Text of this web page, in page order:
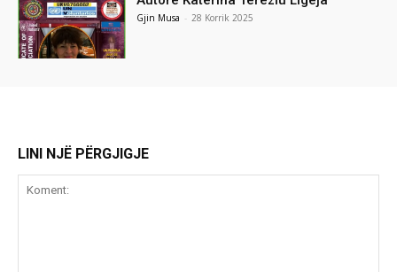
Gjin Musa - 28 Korrik 2025
LINI NJË PËRGJIGJE